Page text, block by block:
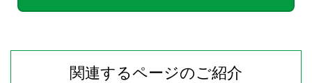
関連するページのご紹介